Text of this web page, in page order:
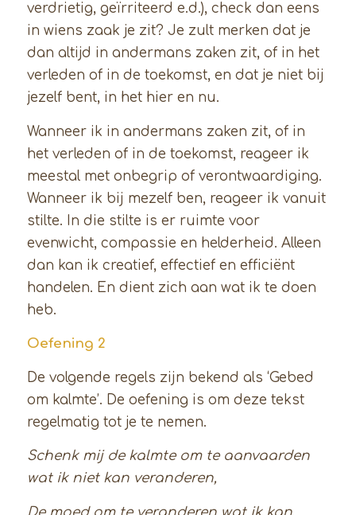
verdrietig, geïrriteerd e.d.), check dan eens
in wiens zaak je zit? Je zult merken dat je
dan altijd in andermans zaken zit, of in het
verleden of in de toekomst, en dat je niet bij
jezelf bent, in het hier en nu.
Wanneer ik in andermans zaken zit, of in
het verleden of in de toekomst, reageer ik
meestal met onbegrip of verontwaardiging.
Wanneer ik bij mezelf ben, reageer ik vanuit
stilte. In die stilte is er ruimte voor
evenwicht, compassie en helderheid. Alleen
dan kan ik creatief, effectief en efficiënt
handelen. En dient zich aan wat ik te doen
heb.
Oefening 2
De volgende regels zijn bekend als ‘Gebed
om kalmte’. De oefening is om deze tekst
regelmatig tot je te nemen.
Schenk mij de kalmte om te aanvaarden
wat ik niet kan veranderen,
De moed om te veranderen wat ik kan